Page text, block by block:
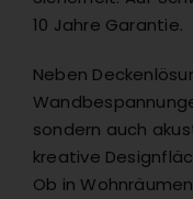
10 Jahre Garantie.
Neben
sondern auch
kreative
Ob in